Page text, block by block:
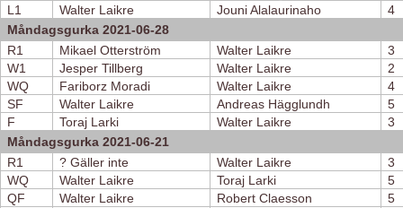
L1
Walter Laikre Jouni Alalaurinaho
4
Måndagsgurka 2021-06-28
R1
Mikael Otterström Walter Laikre
3
W1
Jesper Tillberg Walter Laikre
2
WQ
Fariborz Moradi Walter Laikre
4
SF
Walter Laikre Andreas Hägglundh
5
F
Toraj Larki Walter Laikre
3
Måndagsgurka 2021-06-21
R1
? Gäller inte Walter Laikre
3
WQ
Walter Laikre Toraj Larki
5
QF
Walter Laikre Robert Claesson
5